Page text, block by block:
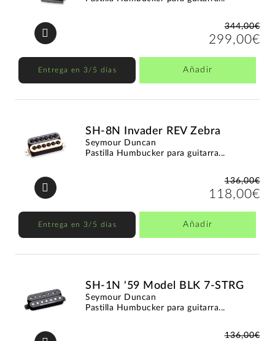
344,00€
299,00€
Entrega en 3/5 días Añadir
SH-8N Invader REV Zebra
Seymour Duncan
Pastilla Humbucker para guitarra...
136,00€
118,00€
Entrega en 3/5 días Añadir
SH-1N '59 Model BLK 7-STRG
Seymour Duncan
Pastilla Humbucker para guitarra...
136,00€